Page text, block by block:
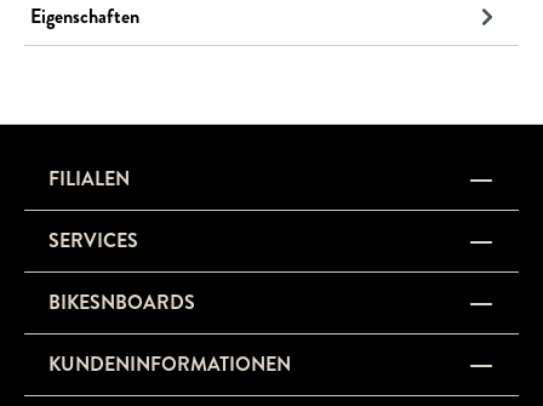
Eigenschaften
FILIALEN
SERVICES
BIKESNBOARDS
KUNDENINFORMATIONEN